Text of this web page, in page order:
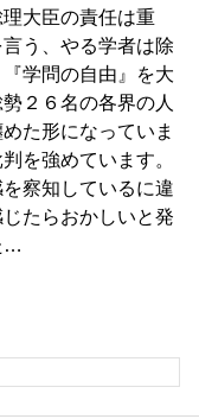
大臣の責任は重
う、やる学者は除
学問の自由』を大
２６名の各界の人
た形になっていま
を強めています。
察知しているに違
たらおかしいと発
…